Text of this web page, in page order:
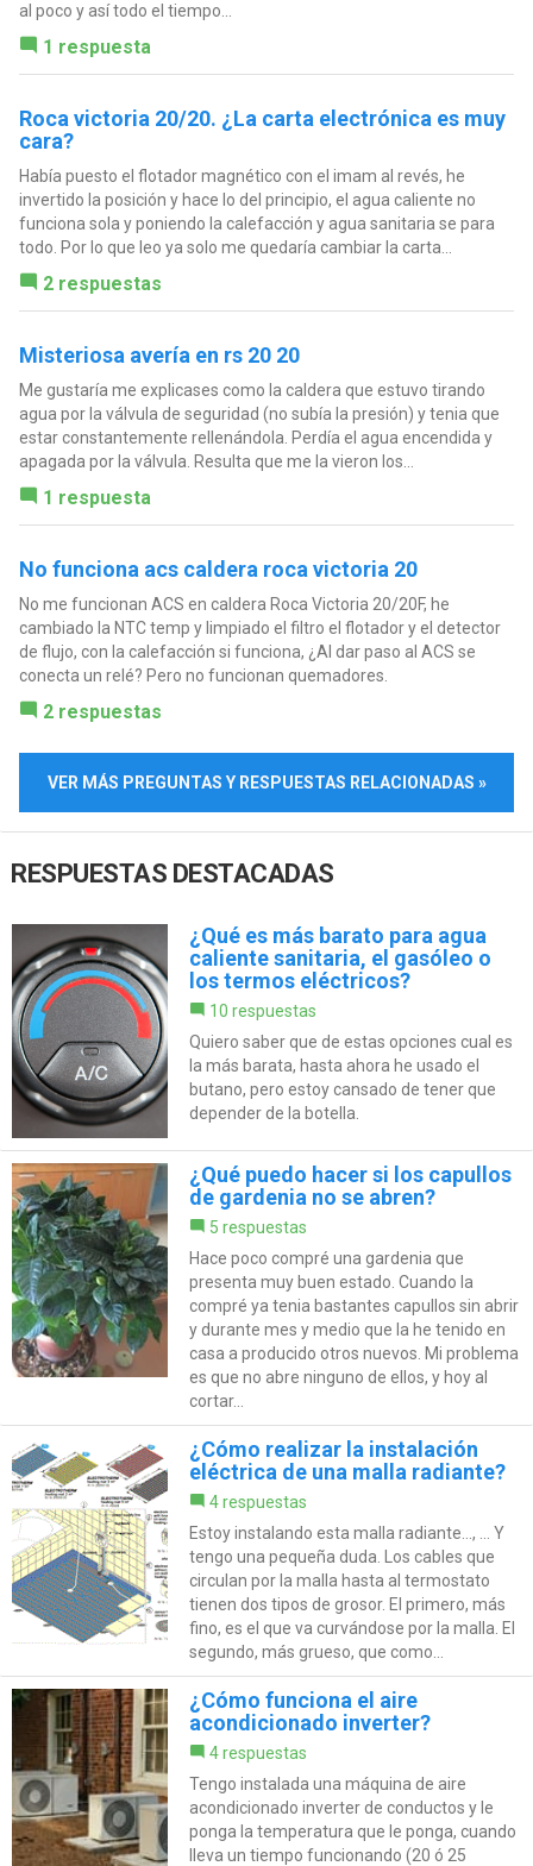
al poco y así todo el tiempo...
1 respuesta
Roca victoria 20/20. ¿La carta electrónica es muy
cara?
Había puesto el flotador magnético con el imam al revés, he
invertido la posición y hace lo del principio, el agua caliente no
funciona sola y poniendo la calefacción y agua sanitaria se para
todo. Por lo que leo ya solo me quedaría cambiar la carta...
2 respuestas
Misteriosa avería en rs 20 20
Me gustaría me explicases como la caldera que estuvo tirando
agua por la válvula de seguridad (no subía la presión) y tenia que
estar constantemente rellenándola. Perdía el agua encendida y
apagada por la válvula. Resulta que me la vieron los...
1 respuesta
No funciona acs caldera roca victoria 20
No me funcionan ACS en caldera Roca Victoria 20/20F, he
cambiado la NTC temp y limpiado el filtro el flotador y el detector
de flujo, con la calefacción si funciona, ¿Al dar paso al ACS se
conecta un relé? Pero no funcionan quemadores.
2 respuestas
VER MÁS PREGUNTAS Y RESPUESTAS RELACIONADAS »
RESPUESTAS DESTACADAS
¿Qué es más barato para agua
caliente sanitaria, el gasóleo o
los termos eléctricos?
10 respuestas
Quiero saber que de estas opciones cual es
la más barata, hasta ahora he usado el
butano, pero estoy cansado de tener que
depender de la botella.
¿Qué puedo hacer si los capullos
de gardenia no se abren?
5 respuestas
Hace poco compré una gardenia que
presenta muy buen estado. Cuando la
compré ya tenia bastantes capullos sin abrir
y durante mes y medio que la he tenido en
casa a producido otros nuevos. Mi problema
es que no abre ninguno de ellos, y hoy al
cortar...
¿Cómo realizar la instalación
eléctrica de una malla radiante?
4 respuestas
Estoy instalando esta malla radiante..., ... Y
tengo una pequeña duda. Los cables que
circulan por la malla hasta al termostato
tienen dos tipos de grosor. El primero, más
fino, es el que va curvándose por la malla. El
segundo, más grueso, que como...
¿Cómo funciona el aire
acondicionado inverter?
4 respuestas
Tengo instalada una máquina de aire
acondicionado inverter de conductos y le
ponga la temperatura que le ponga, cuando
lleva un tiempo funcionando (20 ó 25